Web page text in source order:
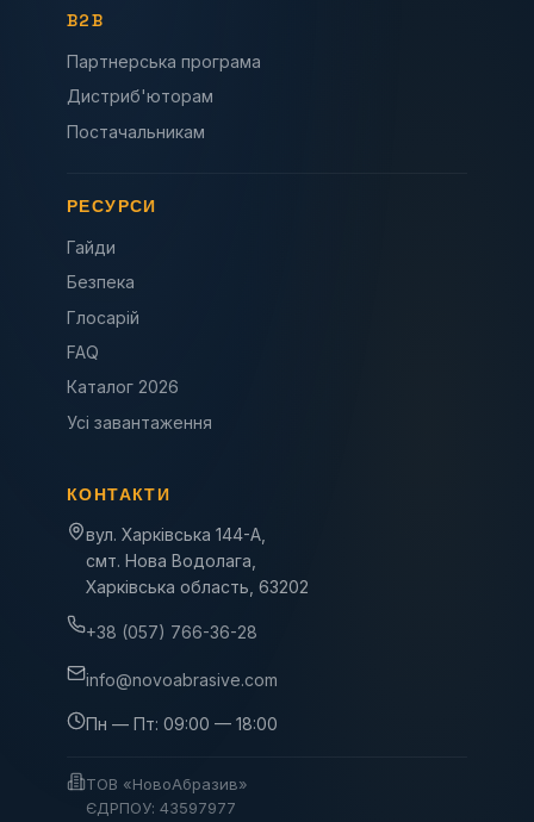
B2B
Партнерська програма
Дистриб'юторам
Постачальникам
РЕСУРСИ
Гайди
Безпека
Глосарій
FAQ
Каталог 2026
Усі завантаження
КОНТАКТИ
вул. Харківська 144-А,
смт. Нова Водолага,
Харківська область, 63202
+38 (057) 766-36-28
info@novoabrasive.com
Пн — Пт: 09:00 — 18:00
ТОВ «НовоАбразив»
ЄДРПОУ: 43597977